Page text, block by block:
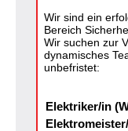
Wir sind ein
Bereich
Wir suchen zur
dynamisches
unbefristet:
Elektriker/in